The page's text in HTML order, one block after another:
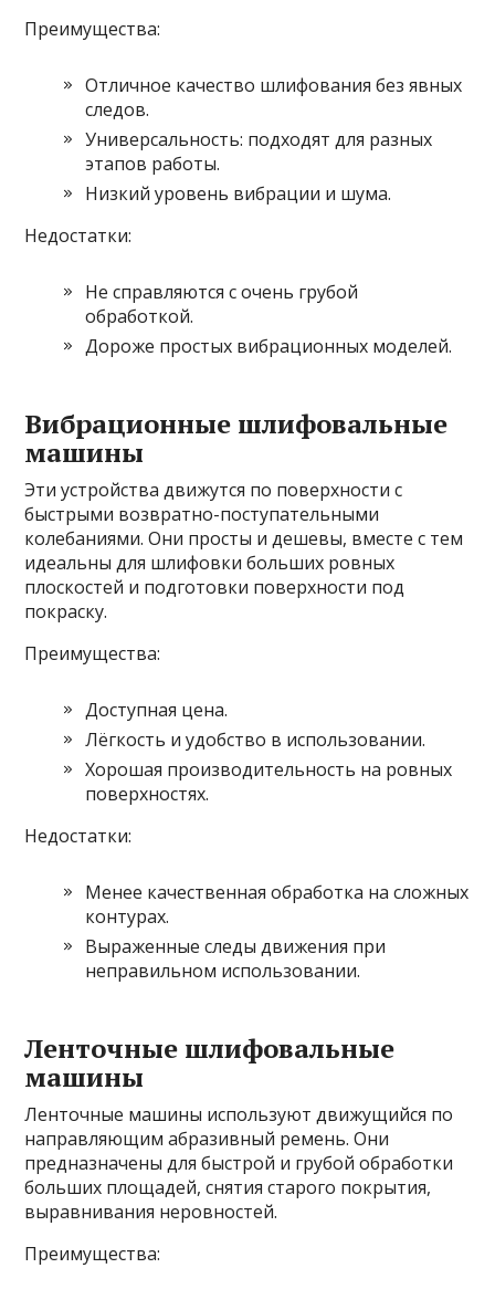
Преимущества:
Отличное качество шлифования без явных
следов.
Универсальность: подходят для разных
этапов работы.
Низкий уровень вибрации и шума.
Недостатки:
Не справляются с очень грубой
обработкой.
Дороже простых вибрационных моделей.
Вибрационные шлифовальные
машины
Эти устройства движутся по поверхности с
быстрыми возвратно-поступательными
колебаниями. Они просты и дешевы, вместе с тем
идеальны для шлифовки больших ровных
плоскостей и подготовки поверхности под
покраску.
Преимущества:
Доступная цена.
Лёгкость и удобство в использовании.
Хорошая производительность на ровных
поверхностях.
Недостатки:
Менее качественная обработка на сложных
контурах.
Выраженные следы движения при
неправильном использовании.
Ленточные шлифовальные
машины
Ленточные машины используют движущийся по
направляющим абразивный ремень. Они
предназначены для быстрой и грубой обработки
больших площадей, снятия старого покрытия,
выравнивания неровностей.
Преимущества: